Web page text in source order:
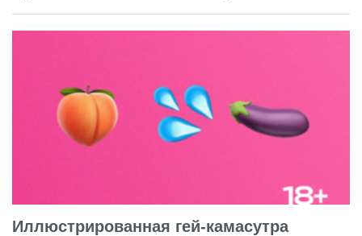
Иллюстрированная гей-камасутра